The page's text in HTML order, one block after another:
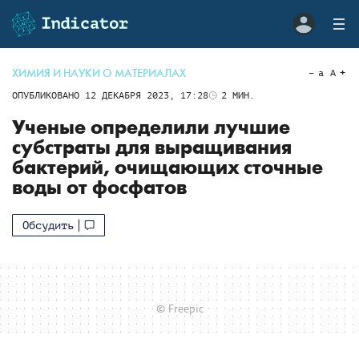
ХИМИЯ И НАУКИ О МАТЕРИАЛАХ
ОПУБЛИКОВАНО 12 ДЕКАБРЯ 2023, 17:28 2 МИН.
a A
Ученые определили лучшие
субстраты для выращивания
бактерий, очищающих сточные
воды от фосфатов
Обсудить
© Freepic